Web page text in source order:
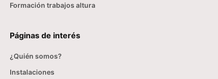
Formación trabajos altura
Páginas de interés
¿Quién somos?
Instalaciones